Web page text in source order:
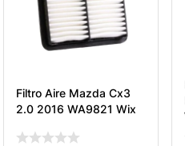
Filtro Aire Mazda Cx3
2.0 2016 WA9821 Wix